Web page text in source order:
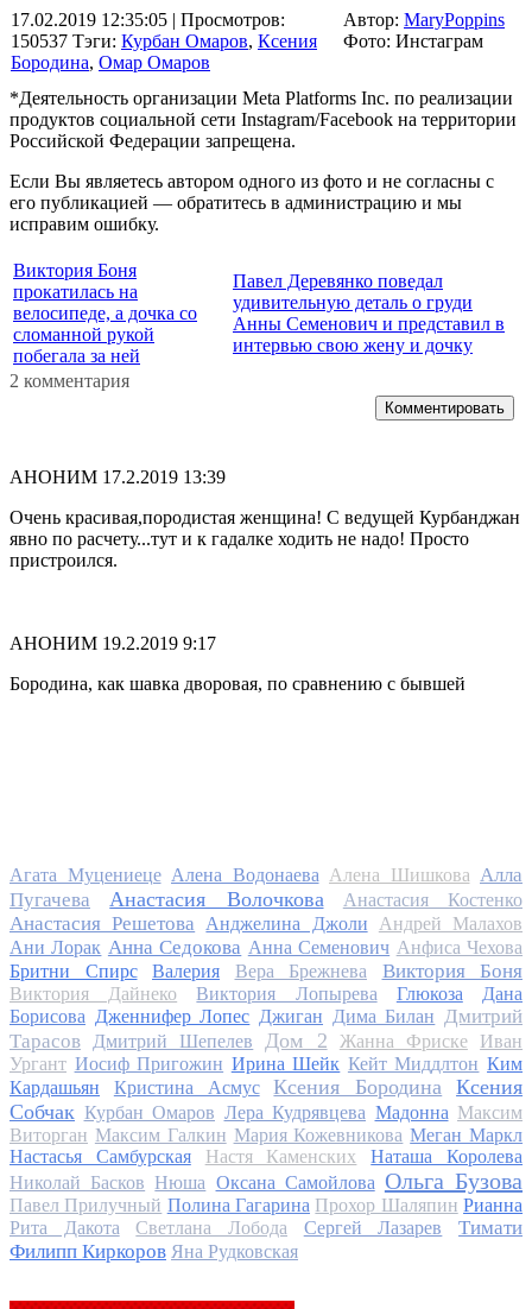
17.02.2019 12:35:05 | Просмотров:
150537 Тэги: Курбан Омаров, Ксения
Бородина, Омар Омаров
Автор: MaryPoppins
Фото: Инстаграм
*Деятельность организации Meta Platforms Inc. по реализации
продуктов социальной сети Instagram/Facebook на территории
Российской Федерации запрещена.
Если Вы являетесь автором одного из фото и не согласны с
его публикацией — обратитесь в администрацию и мы
исправим ошибку.
Виктория Боня
прокатилась на
велосипеде, а дочка со
сломанной рукой
побегала за ней
Павел Деревянко поведал
удивительную деталь о груди
Анны Семенович и представил в
интервью свою жену и дочку
2 комментария
Комментировать
АНОНИМ 17.2.2019 13:39
Очень красивая,породистая женщина! С ведущей Курбанджан
явно по расчету...тут и к гадалке ходить не надо! Просто
пристроился.
АНОНИМ 19.2.2019 9:17
Бородина, как шавка дворовая, по сравнению с бывшей
Агата Муцениеце Алена Водонаева Алена Шишкова Алла
Пугачева
Анастасия Волочкова Анастасия Костенко
Анастасия Решетова Анджелина Джоли
Андрей Малахов
Ани Лорак Анна Седокова Анна Семенович Анфиса Чехова
Бритни Спирс
Валерия Вера Брежнева Виктория Боня
Виктория Дайнеко Виктория Лопырева Глюкоза
Дана
Борисова Дженнифер Лопес Джиган Дима Билан Дмитрий
Тарасов
Дмитрий Шепелев Дом 2 Жанна Фриске
Иван
Ургант Иосиф Пригожин Ирина Шейк Кейт Миддлтон Ким
Кардашьян
Кристина Асмус Ксения Бородина
Ксения
Собчак Курбан Омаров Лера Кудрявцева Мадонна Максим
Виторган Максим Галкин Мария Кожевникова Меган Маркл
Настасья Самбурская
Настя Каменских
Наташа Королева
Николай Басков Нюша Оксана Самойлова Ольга Бузова
Павел Прилучный Полина Гагарина Прохор Шаляпин Рианна
Рита Дакота
Светлана Лобода Сергей Лазарев
Тимати
Филипп Киркоров Яна Рудковская